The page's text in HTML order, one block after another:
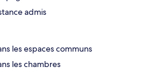
admis
les espaces communs
les chambres